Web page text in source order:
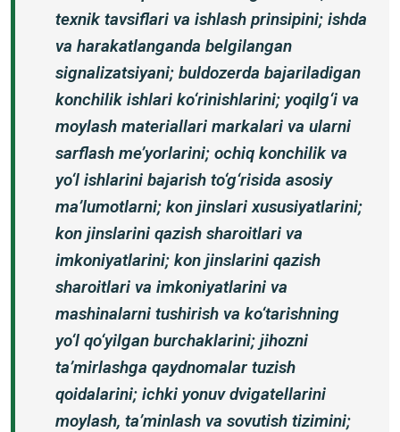
texnik tavsiflari va ishlash prinsipini; ishda
va harakatlanganda belgilangan
signalizatsiyani; buldozerda bajariladigan
konchilik ishlari ko‘rinishlarini; yoqilg‘i va
moylash materiallari markalari va ularni
sarflash me’yorlarini; ochiq konchilik va
yo‘l ishlarini bajarish to‘g‘risida asosiy
ma’lumotlarni; kon jinslari xususiyatlarini;
kon jinslarini qazish sharoitlari va
imkoniyatlarini; kon jinslarini qazish
sharoitlari va imkoniyatlarini va
mashinalarni tushirish va ko‘tarishning
yo‘l qo‘yilgan burchaklarini; jihozni
ta’mirlashga qaydnomalar tuzish
qoidalarini; ichki yonuv dvigatellarini
moylash, ta’minlash va sovutish tizimini;